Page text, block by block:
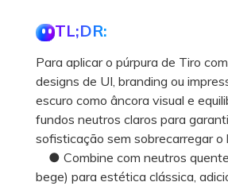
TL;DR:
Para aplicar o púrpura de Tiro
designs de UI, branding ou
escuro como âncora visual e
fundos neutros claros para
sofisticação sem sobrecarregar o
● Combine com neutros
bege) para estética clássica,